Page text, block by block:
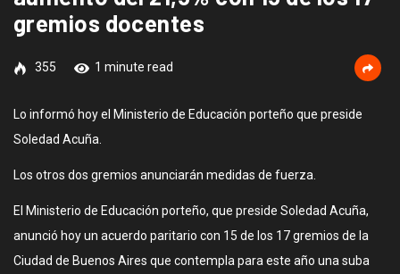
gremios docentes
355 1 minute read
Lo informó hoy el Ministerio de Educación porteño que preside
Soledad Acuña.
Los otros dos gremios anunciarán medidas de fuerza.
El Ministerio de Educación porteño, que preside Soledad Acuña,
anunció hoy un acuerdo paritario con 15 de los 17 gremios de la
Ciudad de Buenos Aires que contempla para este año una suba